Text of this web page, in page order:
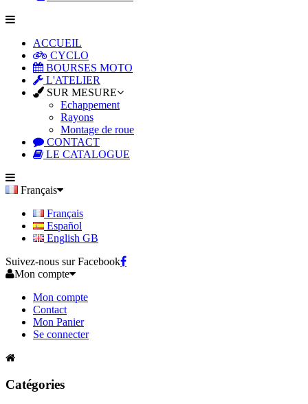
ACCUEIL
CYCLO
BOURSES MOTO
L'ATELIER
SUR MESURE
Echappement
Rayons
Montage de roue
CONTACT
LE CATALOGUE
Français
Français
Español
English GB
Suivez-nous sur Facebook
Mon compte
Mon compte
Contact
Mon Panier
Se connecter
Catégories